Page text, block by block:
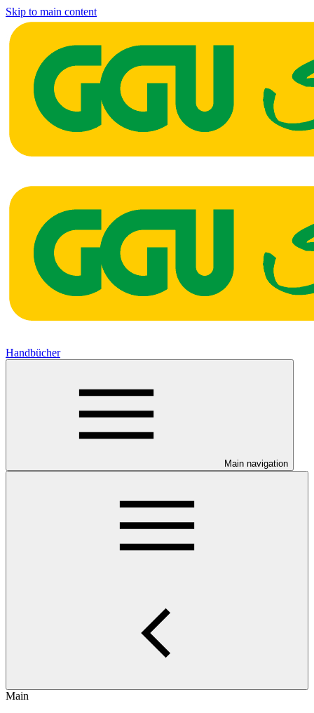
Skip to main content
Handbücher
Main navigation
Main